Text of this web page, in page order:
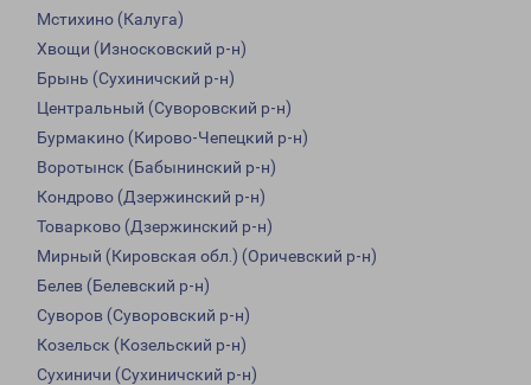
Мстихино (Калуга)
Хвощи (Износковский р-н)
Брынь (Сухиничский р-н)
Центральный (Суворовский р-н)
Бурмакино (Кирово-Чепецкий р-н)
Воротынск (Бабынинский р-н)
Кондрово (Дзержинский р-н)
Товарково (Дзержинский р-н)
Мирный (Кировская обл.) (Оричевский р-н)
Белев (Белевский р-н)
Суворов (Суворовский р-н)
Козельск (Козельский р-н)
Сухиничи (Сухиничский р-н)